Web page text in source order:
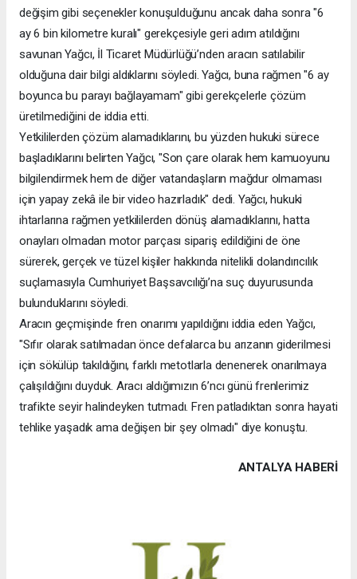
değişim gibi seçenekler konuşulduğunu ancak daha sonra "6
ay 6 bin kilometre kuralı" gerekçesiyle geri adım atıldığını
savunan Yağcı, İl Ticaret Müdürlüğü’nden aracın satılabilir
olduğuna dair bilgi aldıklarını söyledi. Yağcı, buna rağmen "6 ay
boyunca bu parayı bağlayamam" gibi gerekçelerle çözüm
üretilmediğini de iddia etti.
Yetkililerden çözüm alamadıklarını, bu yüzden hukuki sürece
başladıklarını belirten Yağcı, "Son çare olarak hem kamuoyunu
bilgilendirmek hem de diğer vatandaşların mağdur olmaması
için yapay zekâ ile bir video hazırladık" dedi. Yağcı, hukuki
ihtarlarına rağmen yetkililerden dönüş alamadıklarını, hatta
onayları olmadan motor parçası sipariş edildiğini de öne
sürerek, gerçek ve tüzel kişiler hakkında nitelikli dolandırıcılık
suçlamasıyla Cumhuriyet Başsavcılığı’na suç duyurusunda
bulunduklarını söyledi.
Aracın geçmişinde fren onarımı yapıldığını iddia eden Yağcı,
"Sıfır olarak satılmadan önce defalarca bu arızanın giderilmesi
için sökülüp takıldığını, farklı metotlarla denenerek onarılmaya
çalışıldığını duyduk. Aracı aldığımızın 6’ncı günü frenlerimiz
trafikte seyir halindeyken tutmadı. Fren patladıktan sonra hayati
tehlike yaşadık ama değişen bir şey olmadı" diye konuştu.
ANTALYA HABERİ